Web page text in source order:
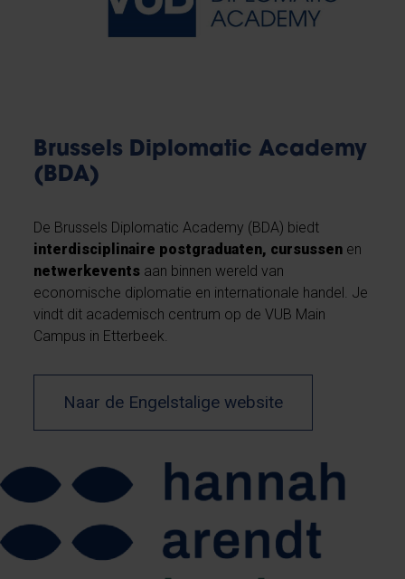
Brussels Diplomatic Academy
(BDA)
De Brussels Diplomatic Academy (BDA) biedt
interdisciplinaire postgraduaten, cursussen en
netwerkevents aan binnen wereld van
economische diplomatie en internationale handel. Je
vindt dit academisch centrum op de VUB Main
Campus in Etterbeek.
Naar de Engelstalige website